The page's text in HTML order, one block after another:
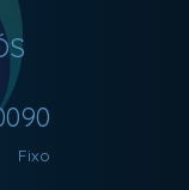
Fixo